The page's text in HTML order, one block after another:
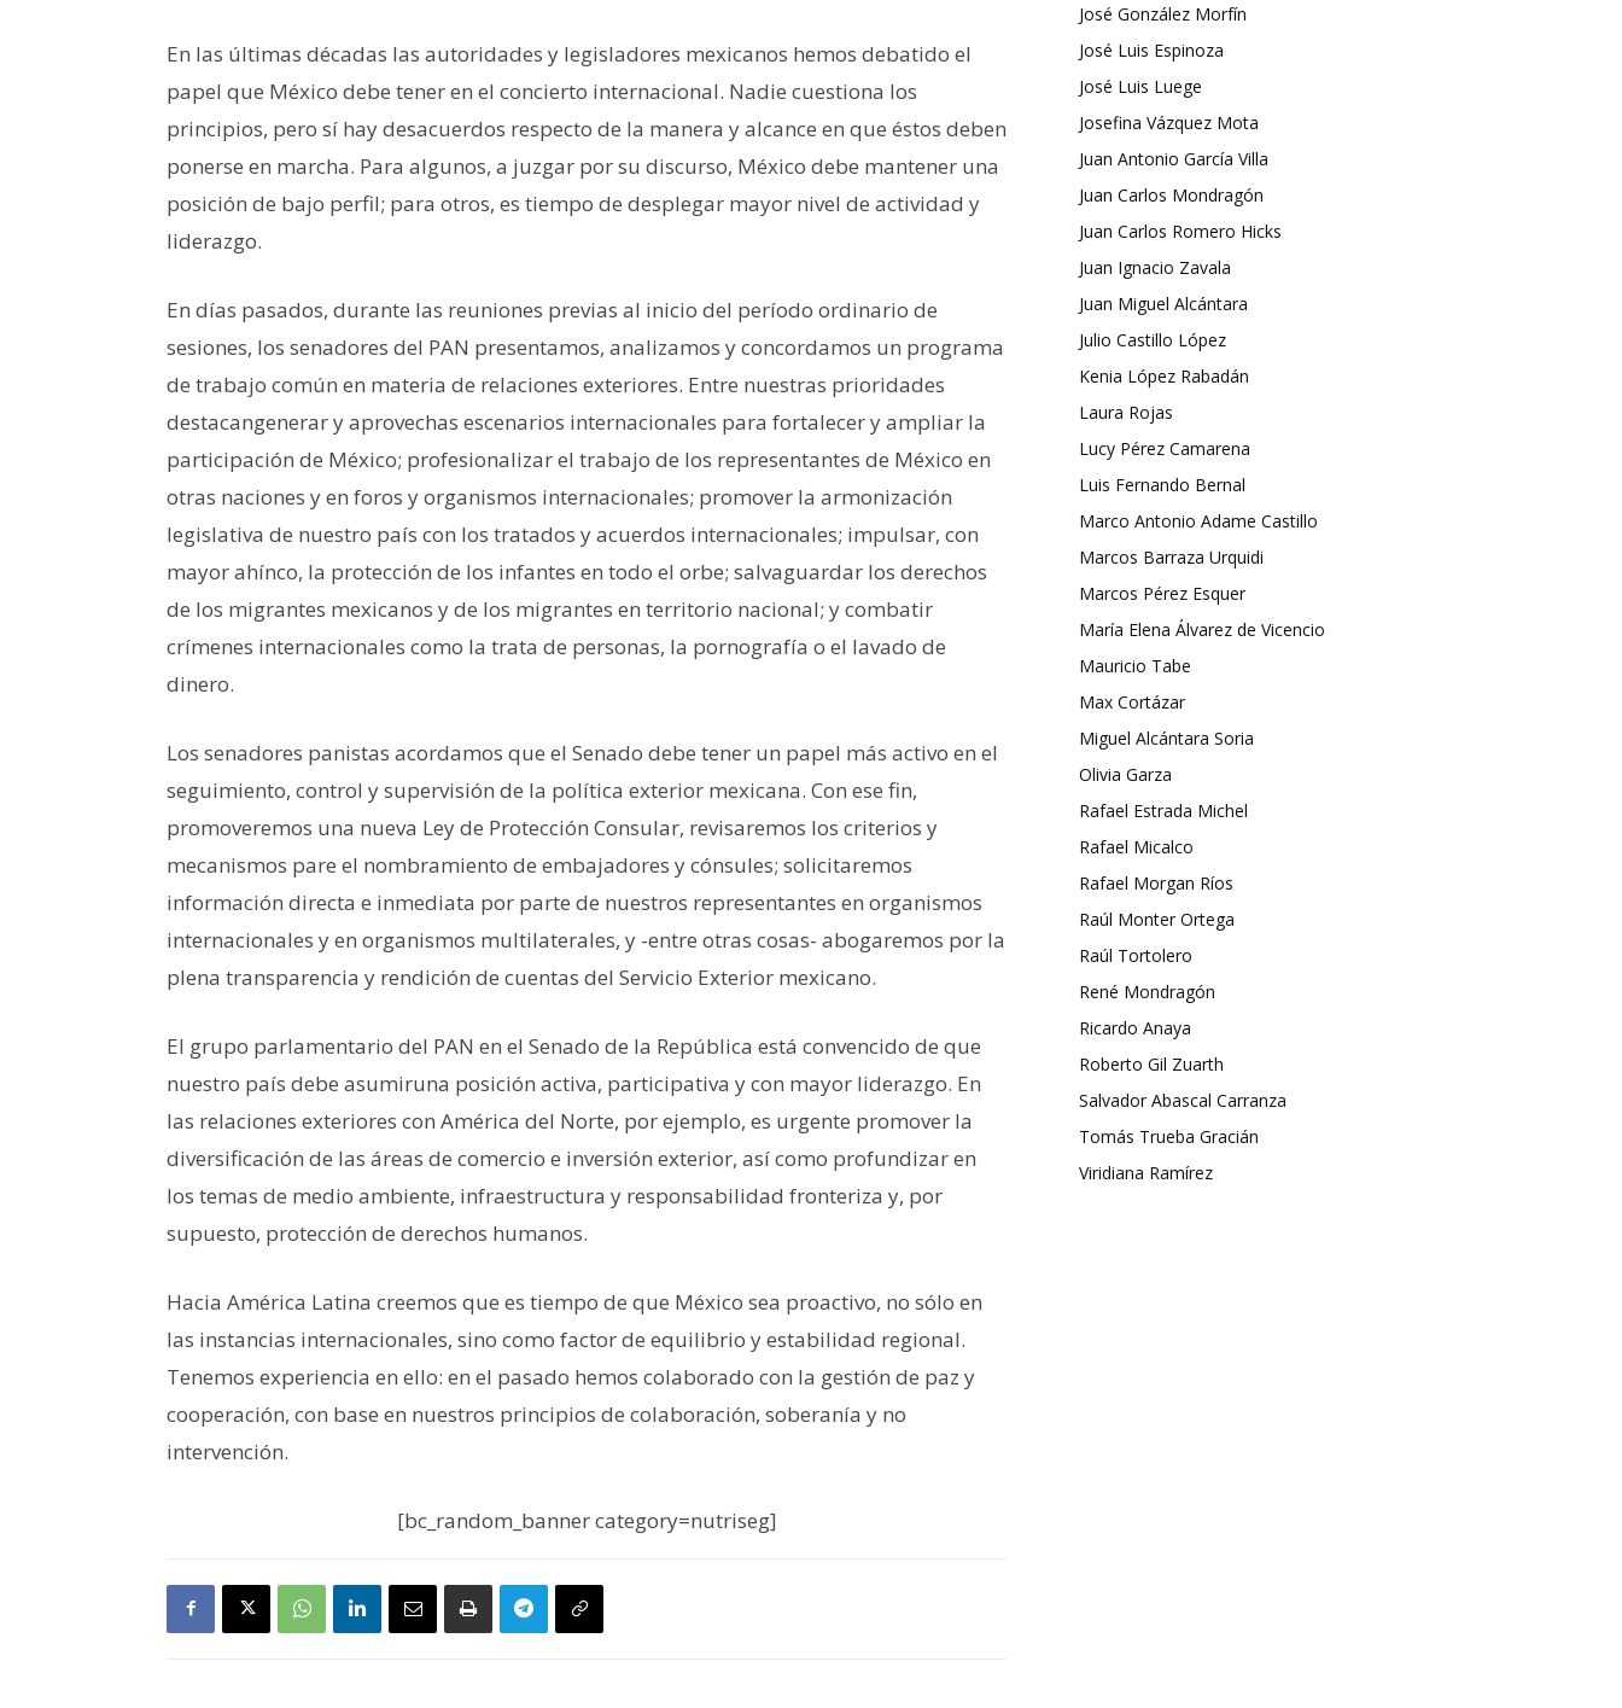
En las últimas décadas las autoridades y legisladores mexicanos hemos debatido el
papel que México debe tener en el concierto internacional. Nadie cuestiona los
principios, pero sí hay desacuerdos respecto de la manera y alcance en que éstos deben
ponerse en marcha. Para algunos, a juzgar por su discurso, México debe mantener una
posición de bajo perfil; para otros, es tiempo de desplegar mayor nivel de actividad y
liderazgo.
En días pasados, durante las reuniones previas al inicio del período ordinario de
sesiones, los senadores del PAN presentamos, analizamos y concordamos un programa
de trabajo común en materia de relaciones exteriores. Entre nuestras prioridades
destacangenerar y aprovechas escenarios internacionales para fortalecer y ampliar la
participación de México; profesionalizar el trabajo de los representantes de México en
otras naciones y en foros y organismos internacionales; promover la armonización
legislativa de nuestro país con los tratados y acuerdos internacionales; impulsar, con
mayor ahínco, la protección de los infantes en todo el orbe; salvaguardar los derechos
de los migrantes mexicanos y de los migrantes en territorio nacional; y combatir
crímenes internacionales como la trata de personas, la pornografía o el lavado de
dinero.
Los senadores panistas acordamos que el Senado debe tener un papel más activo en el
seguimiento, control y supervisión de la política exterior mexicana. Con ese fin,
promoveremos una nueva Ley de Protección Consular, revisaremos los criterios y
mecanismos pare el nombramiento de embajadores y cónsules; solicitaremos
información directa e inmediata por parte de nuestros representantes en organismos
internacionales y en organismos multilaterales, y -entre otras cosas- abogaremos por la
plena transparencia y rendición de cuentas del Servicio Exterior mexicano.
El grupo parlamentario del PAN en el Senado de la República está convencido de que
nuestro país debe asumiruna posición activa, participativa y con mayor liderazgo. En
las relaciones exteriores con América del Norte, por ejemplo, es urgente promover la
diversificación de las áreas de comercio e inversión exterior, así como profundizar en
los temas de medio ambiente, infraestructura y responsabilidad fronteriza y, por
supuesto, protección de derechos humanos.
Hacia América Latina creemos que es tiempo de que México sea proactivo, no sólo en
las instancias internacionales, sino como factor de equilibrio y estabilidad regional.
Tenemos experiencia en ello: en el pasado hemos colaborado con la gestión de paz y
cooperación, con base en nuestros principios de colaboración, soberanía y no
intervención.
[bc_random_banner category=nutriseg]
José González Morfín
José Luis Espinoza
José Luis Luege
Josefina Vázquez Mota
Juan Antonio García Villa
Juan Carlos Mondragón
Juan Carlos Romero Hicks
Juan Ignacio Zavala
Juan Miguel Alcántara
Julio Castillo López
Kenia López Rabadán
Laura Rojas
Lucy Pérez Camarena
Luis Fernando Bernal
Marco Antonio Adame Castillo
Marcos Barraza Urquidi
Marcos Pérez Esquer
María Elena Álvarez de Vicencio
Mauricio Tabe
Max Cortázar
Miguel Alcántara Soria
Olivia Garza
Rafael Estrada Michel
Rafael Micalco
Rafael Morgan Ríos
Raúl Monter Ortega
Raúl Tortolero
René Mondragón
Ricardo Anaya
Roberto Gil Zuarth
Salvador Abascal Carranza
Tomás Trueba Gracián
Viridiana Ramírez